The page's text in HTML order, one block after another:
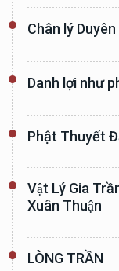
Chân lý
Danh lợi như
Phật Thuyết
Vật Lý Gia
Xuân Thuận
LÒNG TRẦN